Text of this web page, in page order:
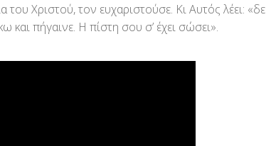
Χριστού, τον ευχαριστούσε. Κι Αυτός λέει: «δε
και πήγαινε. Η πίστη σου σ’ έχει σώσει».